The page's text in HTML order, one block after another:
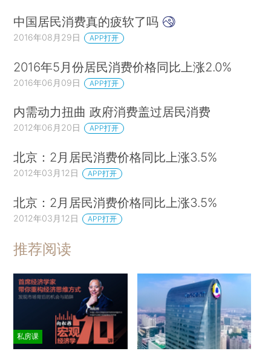
中国居民消费真的疲软了吗
2016年08月29日 APP打开
2016年5月份居民消费价格同比上涨2.0%
2016年06月09日 APP打开
内需动力扭曲 政府消费盖过居民消费
2012年06月20日 APP打开
北京：2月居民消费价格同比上涨3.5%
2012年03月12日 APP打开
北京：2月居民消费价格同比上涨3.5%
2012年03月12日 APP打开
推荐阅读
私房课